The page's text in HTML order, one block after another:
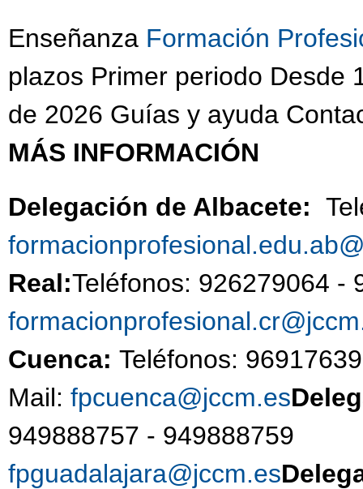
Enseñanza Formación
plazos Primer periodo Desde
de 2026 Guías y ayuda
MÁS INFORMACIÓN
Delegación de Albacete:
Real:Teléfonos:
Cuenca: Teléfonos:
Mail: fpcuenca@jccm.es
949888757 -
fpguadalajara@jccm.es